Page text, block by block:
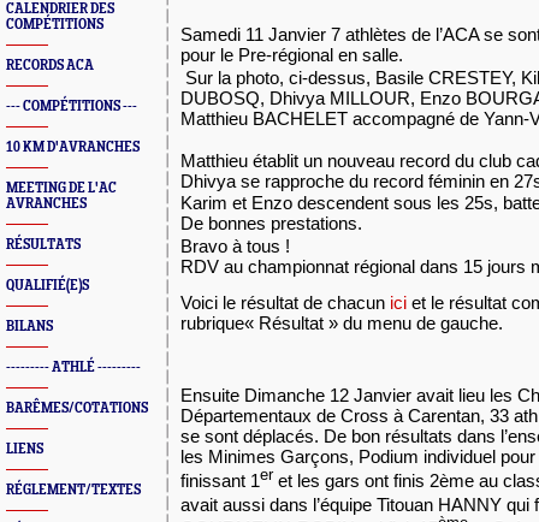
CALENDRIER DES
COMPÉTITIONS
RECORDS ACA
--- COMPÉTITIONS ---
10 KM D'AVRANCHES
MEETING DE L'AC
AVRANCHES
RÉSULTATS
QUALIFIÉ(E)S
BILANS
--------- ATHLÉ ---------
BARÊMES/COTATIONS
LIENS
RÉGLEMENT/TEXTES
Samedi 11 Janvier 7 athlètes de l’ACA se
pour le Pre-régional en salle.
Sur la photo, ci-dessus, Basile CRESTEY,
DUBOSQ, Dhivya MILLOUR, Enzo
Matthieu BACHELET accompagné de Yann-
Matthieu établit un nouveau record du club
Dhivya se rapproche du record féminin en
Karim et Enzo descendent sous les 25s,
De bonnes prestations.
Bravo à tous !
RDV au championnat régional dans 15 jours
Voici le résultat de chacun ici et le résultat
rubrique« Résultat » du menu de gauche.
Ensuite Dimanche 12 Janvier avait lieu les
Départementaux de Cross à Carentan, 33
se sont déplacés. De bon résultats dans
les Minimes Garçons, Podium individuel
finissant 1er et les gars ont finis 2ème au
avait aussi dans l’équipe Titouan HANNY qui